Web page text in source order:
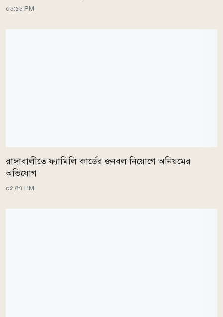
০৬:১৬ PM
রাঙ্গাবালীতে ফ্যামিলি কার্ডের জনবল নিয়োগে অনিয়মের
অভিযোগ
০৫:৫৭ PM